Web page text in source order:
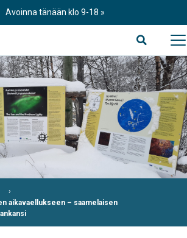
Avoinna tänään klo 9-18
aikavaellukseen – saamelaisen